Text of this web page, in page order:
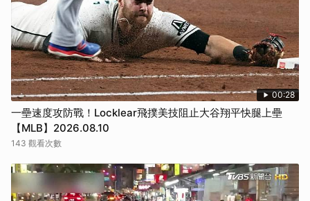
00:28
一壘速度攻防戰！Locklear飛撲美技阻止大谷翔平快腿上壘
【MLB】2026.08.10
143 觀看次數